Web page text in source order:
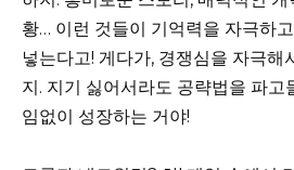
황… 이런 것들이 기억력을 자극하
넣는다고! 게다가, 경쟁심을 자극해
지. 지기 싫어서라도 공략법을 파고
임없이 성장하는 거야!